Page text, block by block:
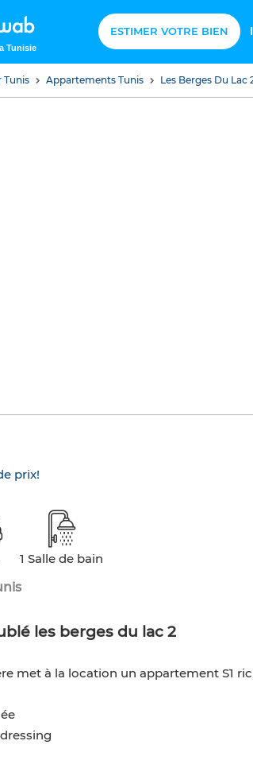
Tunisie
ESTIMER VOTRE BIEN
Tunis Appartements Tunis Les Berges Du Lac
prix!
1 Salle de bain
les berges du lac 2
met à la location un appartement S1